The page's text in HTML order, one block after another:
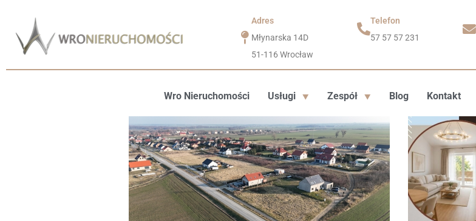
Adres
Młynarska 14D
51-116 Wrocław
Telefon
57 57 57 231
Wro Nieruchomości Usługi Zespół Blog Kontakt